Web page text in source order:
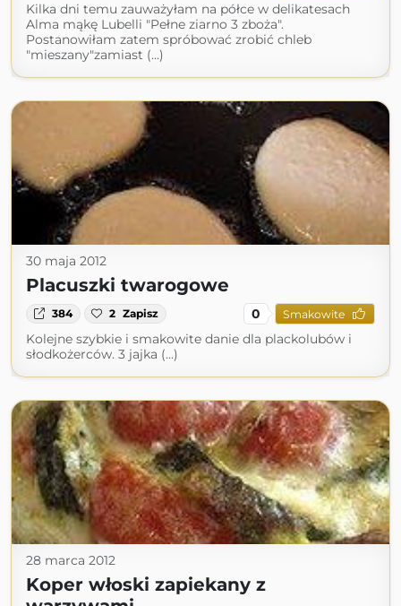
Kilka dni temu zauważyłam na półce w delikatesach
Alma mąkę Lubelli "Pełne ziarno 3 zboża".
Postanowiłam zatem spróbować zrobić chleb
"mieszany"zamiast (...)
30 maja 2012
Placuszki twarogowe
384 2 Zapisz 0 Smakowite
Kolejne szybkie i smakowite danie dla plackolubów i
słodkożerców. 3 jajka (...)
28 marca 2012
Koper włoski zapiekany z